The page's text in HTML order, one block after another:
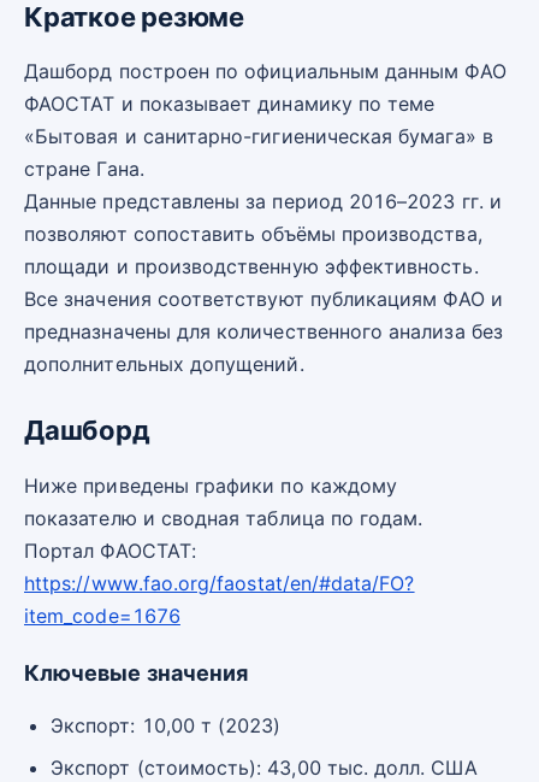
Краткое резюме
Дашборд построен по официальным данным ФАО
ФАОСТАТ и показывает динамику по теме
«Бытовая и санитарно-гигиеническая бумага» в
стране Гана.
Данные представлены за период 2016–2023 гг. и
позволяют сопоставить объёмы производства,
площади и производственную эффективность.
Все значения соответствуют публикациям ФАО и
предназначены для количественного анализа без
дополнительных допущений.
Дашборд
Ниже приведены графики по каждому
показателю и сводная таблица по годам.
Портал ФАОСТАТ:
https://www.fao.org/faostat/en/#data/FO?
item_code=1676
Ключевые значения
Экспорт: 10,00 т (2023)
Экспорт (стоимость): 43,00 тыс. долл. США